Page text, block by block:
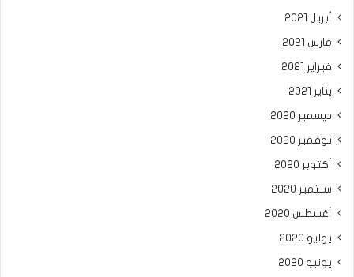
أبريل 2021
مارس 2021
فبراير 2021
يناير 2021
ديسمبر 2020
نوفمبر 2020
أكتوبر 2020
سبتمبر 2020
أغسطس 2020
يوليو 2020
يونيو 2020